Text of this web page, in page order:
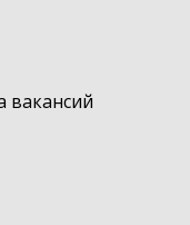
вакансий